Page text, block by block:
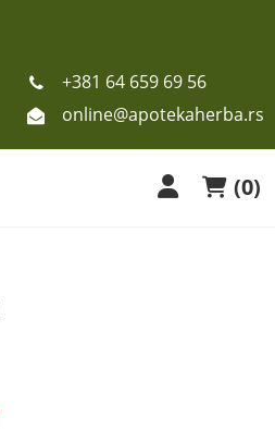
(0)
+381 64 659 69 56
online@apotekaherba.rs